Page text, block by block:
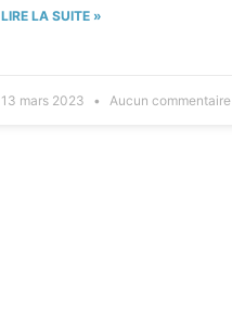
LIRE LA SUITE »
13 mars 2023 Aucun commentaire